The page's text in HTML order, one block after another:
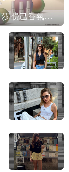
IPSA茵芙莎 悦己香氛凝露上市